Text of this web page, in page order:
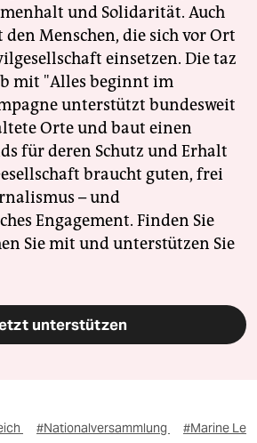
und Solidarität. Auch
Menschen, die sich vor Ort
einsetzen. Die taz
mit "Alles beginnt im
unterstützt bundesweit
Orte und baut einen
für deren Schutz und Erhalt
braucht guten, frei
– und
Engagement. Finden Sie
Sie mit und unterstützen Sie
unterstützen
#Nationalversammlung
#Marine Le